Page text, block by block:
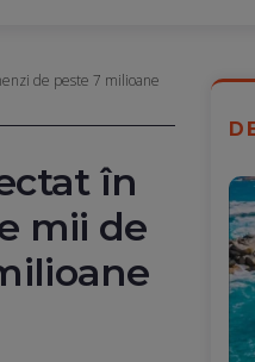
de peste 7 milioane
în
mii de